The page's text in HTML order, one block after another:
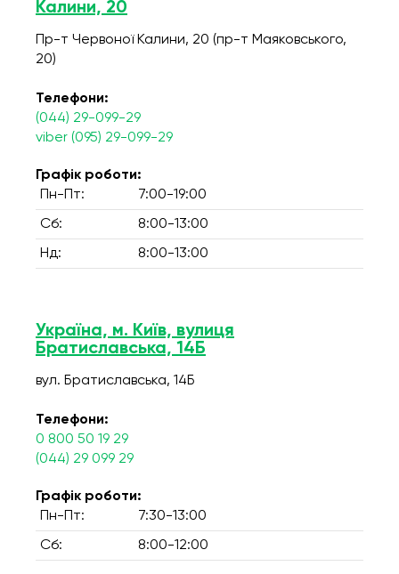
Калини, 20
Пр-т Червоної Калини, 20 (пр-т Маяковського,
20)
Телефони:
(044) 29-099-29
viber (095) 29-099-29
Графік роботи:
Пн-Пт:
7:00-19:00
Сб: 8:00-13:00
Нд: 8:00-13:00
Україна, м. Київ, вулиця
Братиславська, 14Б
вул. Братиславська, 14Б
Телефони:
0 800 50 19 29
(044) 29 099 29
Графік роботи:
Пн-Пт:
7:30-13:00
Сб: 8:00-12:00